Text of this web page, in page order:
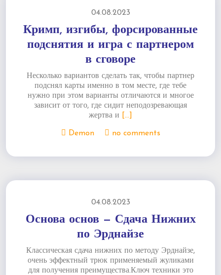
04.08.2023
Кримп, изгибы, форсированные
подснятия и игра с партнером
в сговоре
Несколько вариантов сделать так, чтобы партнер
подснял карты именно в том месте, где тебе
нужно при этом варианты отличаются и многое
зависит от того, где сидит неподозревающая
жертва и
[...]
Demon no comments
04.08.2023
Основа основ — Сдача Нижних
по Эрднайзе
Классическая сдача нижних по методу Эрднайзе,
очень эффектный трюк применяемый жуликами
для получения преимущества.Ключ техники это